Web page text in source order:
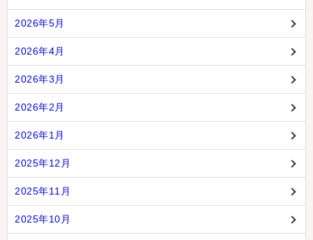
2026年5月
2026年4月
2026年3月
2026年2月
2026年1月
2025年12月
2025年11月
2025年10月